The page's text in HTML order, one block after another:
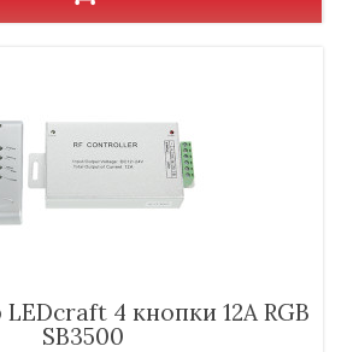
4 кнопки 12А RGB
SB3500